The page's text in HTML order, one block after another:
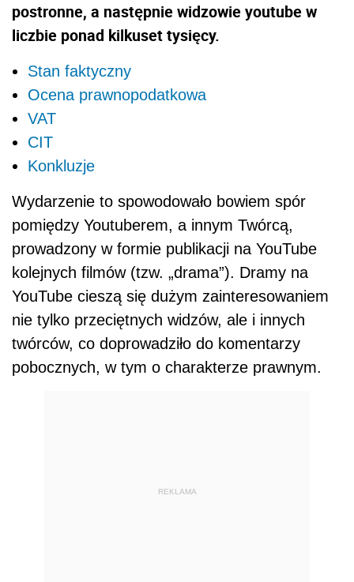
postronne, a następnie widzowie youtube w
liczbie ponad kilkuset tysięcy.
Stan faktyczny
Ocena prawnopodatkowa
VAT
CIT
Konkluzje
Wydarzenie to spowodowało bowiem spór
pomiędzy Youtuberem, a innym Twórcą,
prowadzony w formie publikacji na YouTube
kolejnych filmów (tzw. „drama”). Dramy na
YouTube cieszą się dużym zainteresowaniem
nie tylko przeciętnych widzów, ale i innych
twórców, co doprowadziło do komentarzy
pobocznych, w tym o charakterze prawnym.
REKLAMA